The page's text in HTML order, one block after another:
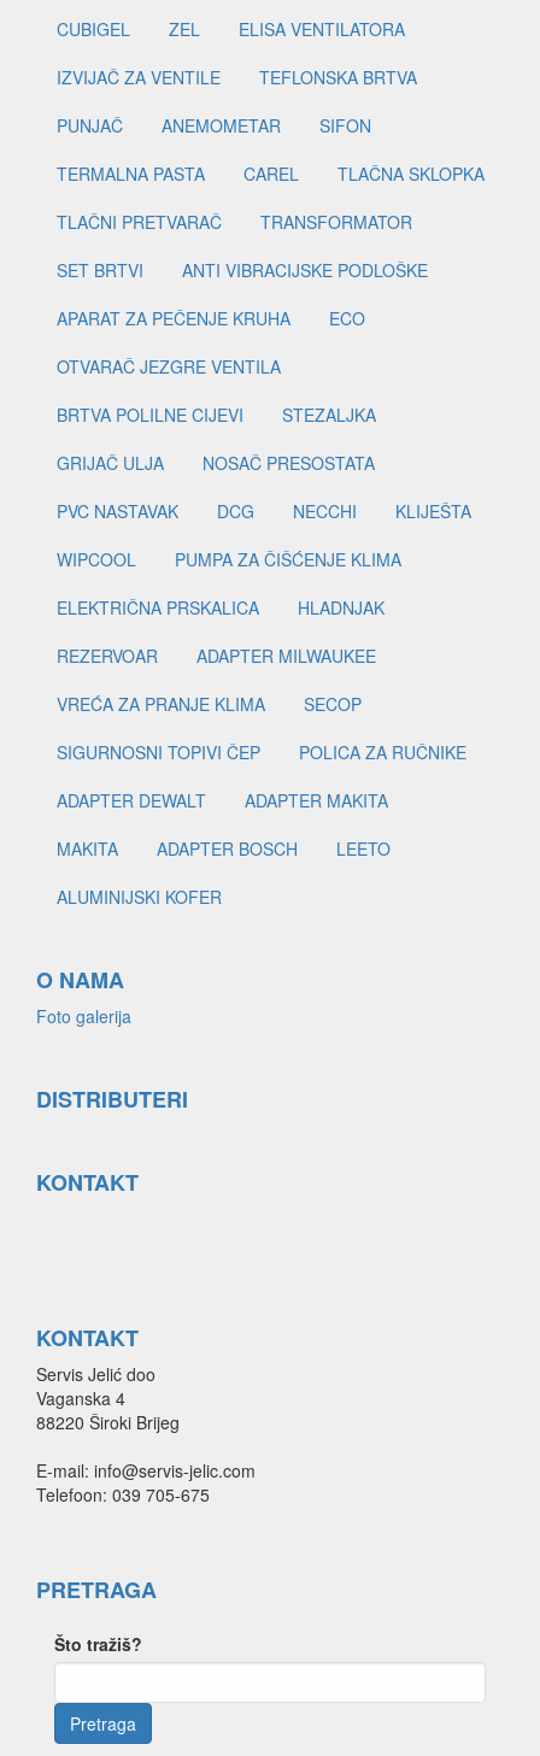
CUBIGEL
ZEL
ELISA VENTILATORA
IZVIJAČ ZA VENTILE
TEFLONSKA BRTVA
PUNJAČ
ANEMOMETAR
SIFON
TERMALNA PASTA
CAREL
TLAČNA SKLOPKA
TLAČNI PRETVARAČ
TRANSFORMATOR
SET BRTVI
ANTI VIBRACIJSKE PODLOŠKE
APARAT ZA PEČENJE KRUHA
ECO
OTVARAČ JEZGRE VENTILA
BRTVA POLILNE CIJEVI
STEZALJKA
GRIJAČ ULJA
NOSAČ PRESOSTATA
PVC NASTAVAK
DCG NECCHI
KLIJEŠTA
WIPCOOL
PUMPA ZA ČIŠĆENJE KLIMA
ELEKTRIČNA PRSKALICA
HLADNJAK
REZERVOAR
ADAPTER MILWAUKEE
VREĆA ZA PRANJE KLIMA
SECOP
SIGURNOSNI TOPIVI ČEP
POLICA ZA RUČNIKE
ADAPTER DEWALT
ADAPTER MAKITA
MAKITA
ADAPTER BOSCH
LEETO
ALUMINIJSKI KOFER
O NAMA
Foto galerija
DISTRIBUTERI
KONTAKT
KONTAKT
Servis Jelić doo
Vaganska 4
88220 Široki Brijeg
E-mail: info@servis-jelic.com
Telefoon: 039 705-675
PRETRAGA
Što tražiš?